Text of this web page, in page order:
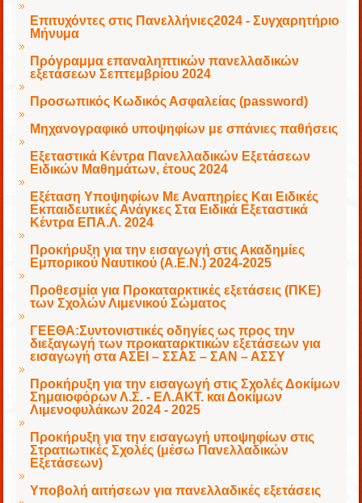
Επιτυχόντες στις Πανελλήνιες2024 - Συγχαρητήριο
Μήνυμα
Πρόγραμμα επαναληπτικών πανελλαδικών
εξετάσεων Σεπτεμβρίου 2024
Προσωπικός Κωδικός Ασφαλείας (password)
Μηχανογραφικό υποψηφίων με σπάνιες παθήσεις
Εξεταστικά Κέντρα Πανελλαδικών Εξετάσεων
Ειδικών Μαθημάτων, έτους 2024
Εξέταση Υποψηφίων Με Αναπηρίες Και Ειδικές
Εκπαιδευτικές Ανάγκες Στα Ειδικά Εξεταστικά
Κέντρα ΕΠΑ.Λ. 2024
Προκήρυξη για την εισαγωγή στις Ακαδημίες
Εμπορικού Ναυτικού (Α.Ε.Ν.) 2024-2025
Προθεσμία για Προκαταρκτικές εξετάσεις (ΠΚΕ)
των Σχολών Λιμενικού Σώματος
ΓΕΕΘΑ:Συντονιστικές οδηγίες ως προς την
διεξαγωγή των προκαταρκτικών εξετάσεων για
εισαγωγή στα ΑΣΕΙ – ΣΣΑΣ – ΣΑΝ – ΑΣΣΥ
Προκήρυξη για την εισαγωγή στις Σχολές Δοκίμων
Σημαιοφόρων Λ.Σ. - ΕΛ.ΑΚΤ. και Δοκίμων
Λιμενοφυλάκων 2024 - 2025
Προκήρυξη για την εισαγωγή υποψηφίων στις
Στρατιωτικές Σχολές (μέσω Πανελλαδικών
Εξετάσεων)
Υποβολή αιτήσεων για πανελλαδικές εξετάσεις